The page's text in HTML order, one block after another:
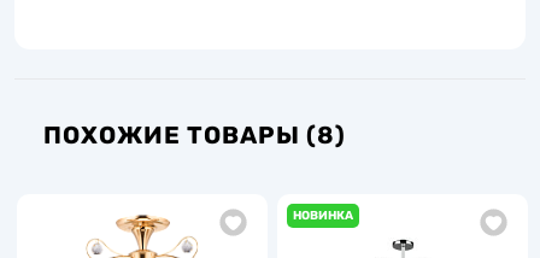
ПОХОЖИЕ ТОВАРЫ (8)
НОВИНКА